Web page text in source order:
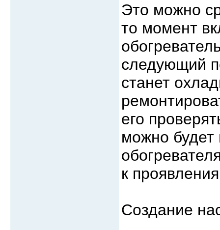
Это можно
то момент
следующий
станет
его
можно будет
к
Создание